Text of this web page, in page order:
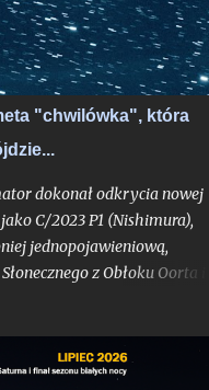
"chwilówka", która
dokonał odkrycia nowej
C/2023 P1 (Nishimura),
jednopojawieniową,
z Obłoku Oorta i
mając blask rzędu